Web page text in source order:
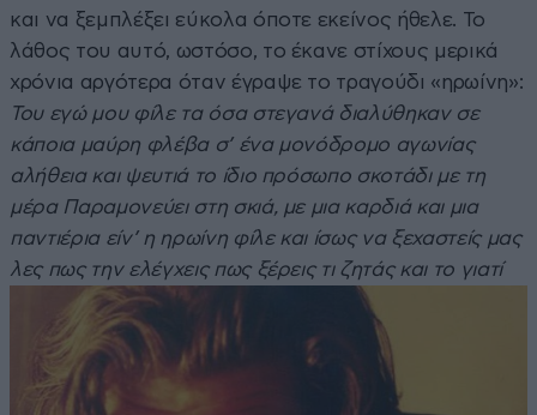
και να ξεμπλέξει εύκολα όποτε εκείνος ήθελε. Το
λάθος του αυτό, ωστόσο, το έκανε στίχους μερικά
χρόνια αργότερα όταν έγραψε το τραγούδι «ηρωίνη»:
Του εγώ μου φίλε τα όσα στεγανά διαλύθηκαν σε
κάποια μαύρη φλέβα σ’ ένα μονόδρομο αγωνίας
αλήθεια και ψευτιά το ίδιο πρόσωπο σκοτάδι με τη
μέρα Παραμονεύει στη σκιά, με μια καρδιά και μια
παντιέρια είν’ η ηρωίνη φίλε και ίσως να ξεχαστείς μας
λες πως την ελέγχεις πως ξέρεις τι ζητάς και το γιατί